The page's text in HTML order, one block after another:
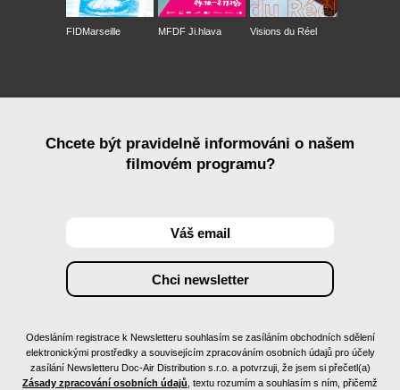
FIDMarseille MFDF Ji.hlava Visions du Réel
Chcete být pravidelně informováni o našem
filmovém programu?
Odesláním registrace k Newsletteru souhlasím se zasíláním obchodních sdělení
elektronickými prostředky a souvisejícím zpracováním osobních údajů pro účely
zasílání Newsletteru Doc-Air Distribution s.r.o. a potvrzuji, že jsem si přečetl(a)
Zásady zpracování osobních údajů , textu rozumím a souhlasím s ním, přičemž